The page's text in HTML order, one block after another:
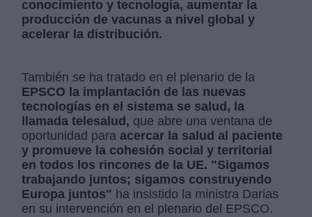
conocimiento y tecnología, aumentar la
producción de vacunas a nivel global y
acelerar la distribución.
También se ha tratado en el plenario de la
EPSCO la implantación de las nuevas
tecnologías en el sistema se salud, la
llamada telesalud, que abre una ventana de
oportunidad paraacercar la salud al paciente
y promueve la cohesión social y territorial
en todos los rincones de la UE. "Sigamos
trabajando juntos; sigamos construyendo
Europa juntos" ha insistido la ministra Darias
en su intervención en el plenario del EPSCO.